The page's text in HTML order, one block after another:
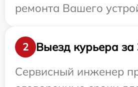
ремонта Вашего
2
Выезд курьера за
Сервисный инженер